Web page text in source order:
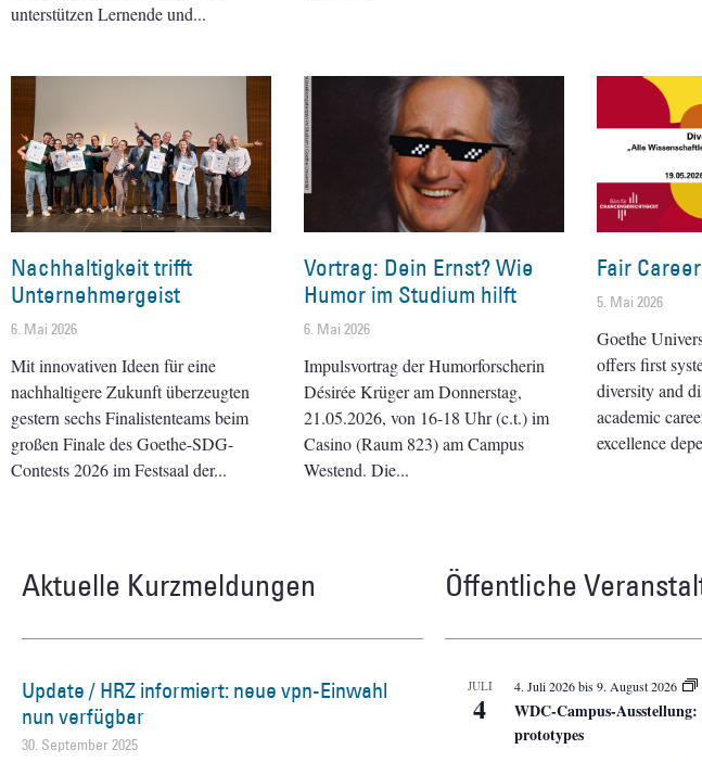
unterstützen Lernende und
Nachhaltigkeit trifft
Unternehmergeist
6. Mai 2026
Mit innovativen Ideen für eine
nachhaltigere Zukunft überzeugten
gestern sechs Finalistenteams beim
großen Finale des Goethe-SDG-
Contests 2026 im Festsaal der
Vortrag: Dein Ernst? Wie
Humor im Studium hilft
6. Mai 2026
Impulsvortrag der Humorforscherin
Désirée Krüger am Donnerstag,
21.05.2026, von 16-18 Uhr (c.t.) im
Casino (Raum 823) am Campus
Westend. Die
Fair
5. Mai 2026
Goethe
offers first
diversity and
academic
excellence
Aktuelle Kurzmeldungen
Update / HRZ informiert: neue vpn-Einwahl
nun verfügbar
30. September 2025
Öffentliche
JULI
4
4. Juli 2026bis9. August 2026
WDC-Campus-
prototypes